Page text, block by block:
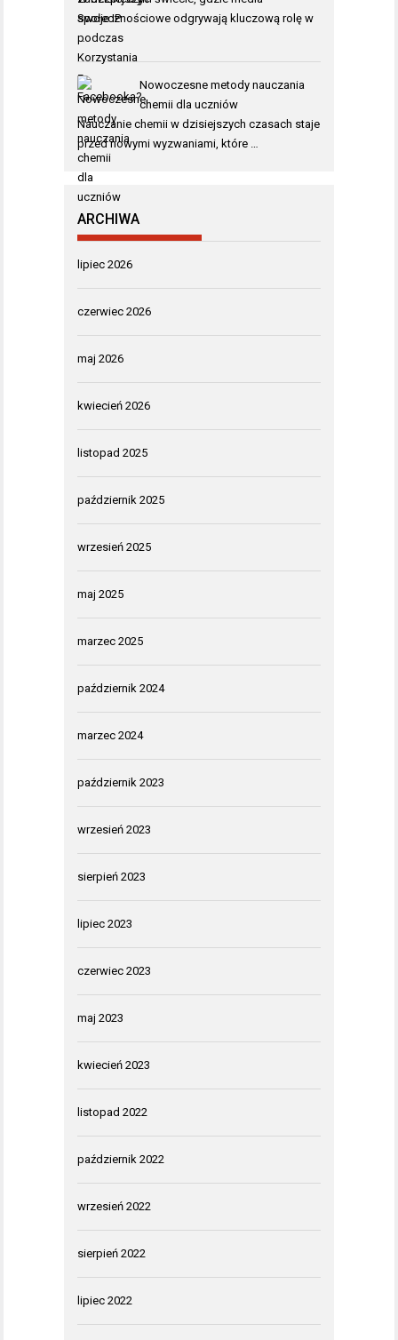
społecznościowe odgrywają kluczową rolę w
…
Nowoczesne metody nauczania
chemii dla uczniów
Nauczanie chemii w dzisiejszych czasach staje
przed nowymi wyzwaniami, które …
ARCHIWA
lipiec 2026
czerwiec 2026
maj 2026
kwiecień 2026
listopad 2025
październik 2025
wrzesień 2025
maj 2025
marzec 2025
październik 2024
marzec 2024
październik 2023
wrzesień 2023
sierpień 2023
lipiec 2023
czerwiec 2023
maj 2023
kwiecień 2023
listopad 2022
październik 2022
wrzesień 2022
sierpień 2022
lipiec 2022